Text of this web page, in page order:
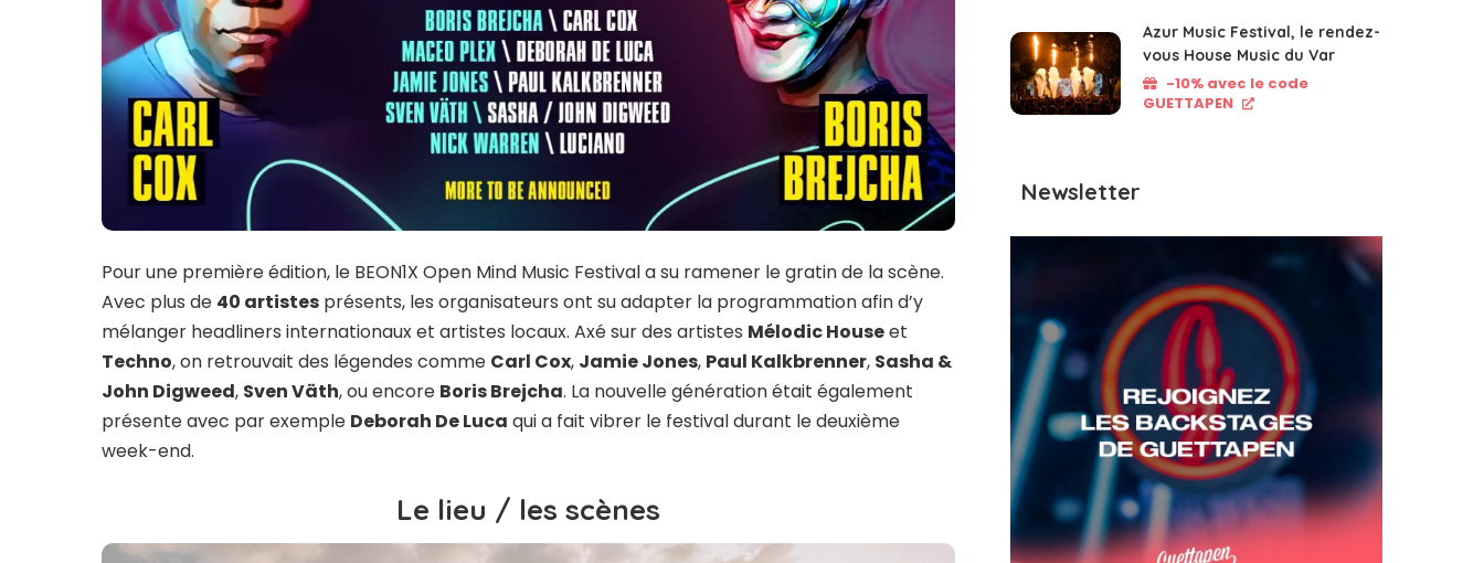
Pour une première édition, le BEON1X Open Mind Music Festival a su ramener le gratin de la scène.
Avec plus de 40 artistes présents, les organisateurs ont su adapter la programmation afin d’y
mélanger headliners internationaux et artistes locaux. Axé sur des artistes Mélodic Houseet
Techno, on retrouvait des légendes comme Carl Cox, Jamie Jones, Paul Kalkbrenner, Sasha &
John Digweed, Sven Väth, ou encore Boris Brejcha. La nouvelle génération était également
présente avec par exemple Deborah De Luca qui a fait vibrer le festival durant le deuxième
week-end.
Le lieu / les scènes
Azur Music Festival, le rendez-
vous House Music du Var
-10% avec le code
GUETTAPEN
Newsletter